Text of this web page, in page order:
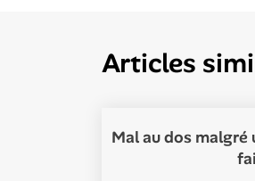
Articles
Mal au dos malgré